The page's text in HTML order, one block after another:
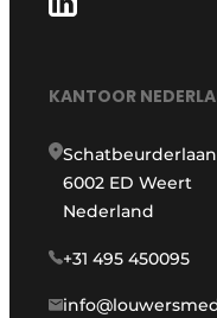
KANTOOR
6002 ED Weert
Nederland
+31 495 450095